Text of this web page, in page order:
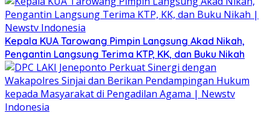
Kepala KUA Tarowang Pimpin Langsung Akad Nikah,
Pengantin Langsung Terima KTP, KK, dan Buku Nikah